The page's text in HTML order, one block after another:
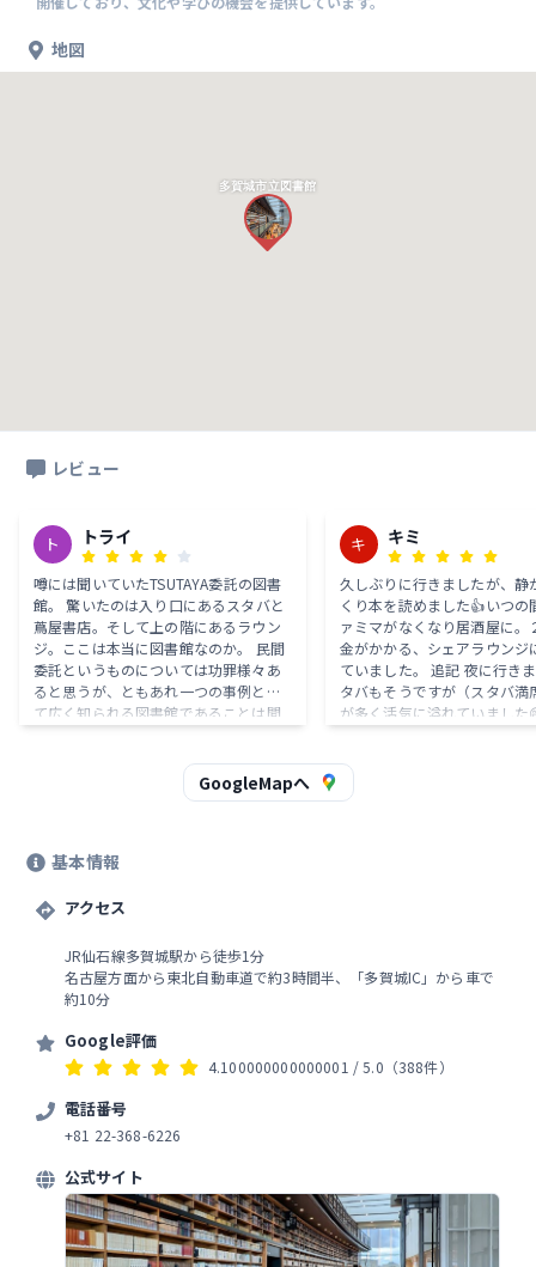
地図
多賀城市立図書館
レビュー
ト トライ
噂には聞いていたTSUTAYA委託の図書
館。 驚いたのは入り口にあるスタバと
蔦屋書店。そして上の階にあるラウン
ジ。ここは本当に図書館なのか。 民間
委託というものについては功罪様々あ
ると思うが、ともあれ一つの事例とし
て広く知られる図書館であることは間
キ キミ
久しぶりに行きましたが、静
くり本を読めました👍いつの
ァミマがなくなり居酒屋に。
金がかかる、シェアラウンジ
ていました。 追記 夜に行き
タバもそうですが（スタバ満
が多く活気に溢れていました
には静かに過ごしたい時もあ
😁 ちなみにトイレは、いつ
GoogleMapへ
基本情報
アクセス
JR仙石線多賀城駅から徒歩1分
名古屋方面から東北自動車道で約3時間半、「多賀城IC」から車で
約10分
Google評価
4.100000000000001 / 5.0 （388件）
電話番号
+81 22-368-6226
公式サイト